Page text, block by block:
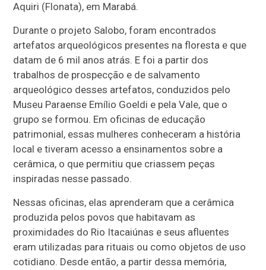
Aquiri (Flonata), em Marabá.
Durante o projeto Salobo, foram encontrados
artefatos arqueológicos presentes na floresta e que
datam de 6 mil anos atrás. E foi a partir dos
trabalhos de prospecção e de salvamento
arqueológico desses artefatos, conduzidos pelo
Museu Paraense Emílio Goeldi e pela Vale, que o
grupo se formou. Em oficinas de educação
patrimonial, essas mulheres conheceram a história
local e tiveram acesso a ensinamentos sobre a
cerâmica, o que permitiu que criassem peças
inspiradas nesse passado.
Nessas oficinas, elas aprenderam que a cerâmica
produzida pelos povos que habitavam as
proximidades do Rio Itacaiúnas e seus afluentes
eram utilizadas para rituais ou como objetos de uso
cotidiano. Desde então, a partir dessa memória,